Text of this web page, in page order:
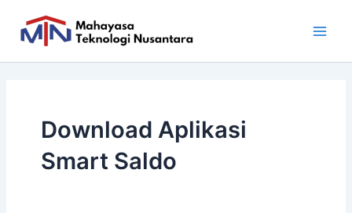
content
Download Aplikasi
Smart Saldo